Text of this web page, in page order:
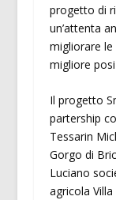
progetto di
un’attenta
migliorare
migliore
Il progetto
partership
Tessarin
Gorgo di
Luciano
agricola